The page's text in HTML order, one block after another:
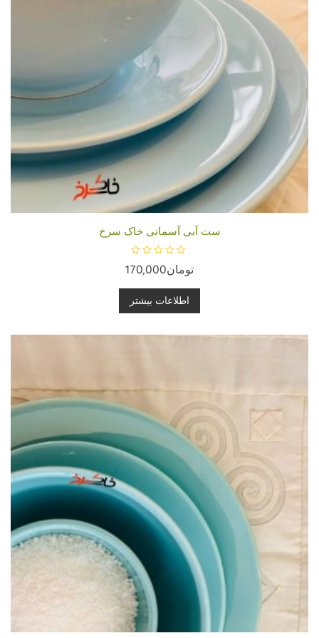
ست آبی آسمانی خاک سرخ
م
ی
ا
ز
0
تومان170,000
اطلاعات بیشتر